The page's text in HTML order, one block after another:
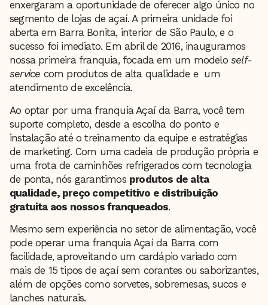
enxergaram a oportunidade de oferecer algo único no
segmento de lojas de açaí. A primeira unidade foi
aberta em Barra Bonita, interior de São Paulo, e o
sucesso foi imediato. Em abril de 2016, inauguramos
nossa primeira franquia, focada em um modeloself-
service com produtos de alta qualidade e um
atendimento de excelência.
Ao optar por uma franquia Açaí da Barra, você tem
suporte completo, desde a escolha do ponto e
instalação até o treinamento da equipe e estratégias
de marketing. Com uma cadeia de produção própria e
uma frota de caminhões refrigerados com tecnologia
de ponta, nós garantimos produtos de alta
qualidade, preço competitivo e distribuição
gratuita aos nossos franqueados.
Mesmo sem experiência no setor de alimentação, você
pode operar uma franquia Açaí da Barra com
facilidade, aproveitando um cardápio variado com
mais de 15 tipos de açaí sem corantes ou saborizantes,
além de opções como sorvetes, sobremesas, sucos e
lanches naturais.